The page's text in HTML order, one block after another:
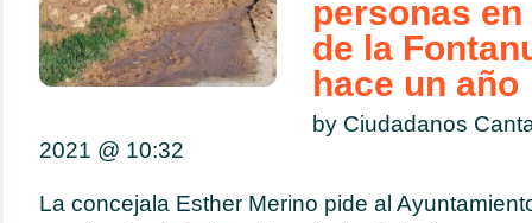
personas
de la
hace un año
by Ciudadanos
2021 @ 10:32
La concejala Esther Merino pide al